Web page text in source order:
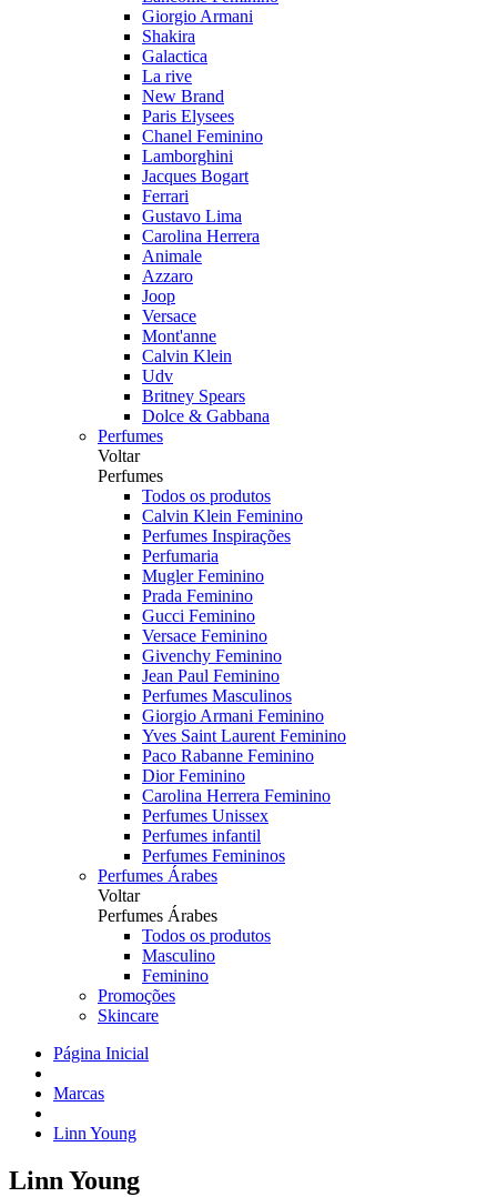
Giorgio Armani
Shakira
Galactica
La rive
New Brand
Paris Elysees
Chanel Feminino
Lamborghini
Jacques Bogart
Ferrari
Gustavo Lima
Carolina Herrera
Animale
Azzaro
Joop
Versace
Mont'anne
Calvin Klein
Udv
Britney Spears
Dolce & Gabbana
Perfumes
Voltar
Perfumes
Todos os produtos
Calvin Klein Feminino
Perfumes Inspirações
Perfumaria
Mugler Feminino
Prada Feminino
Gucci Feminino
Versace Feminino
Givenchy Feminino
Jean Paul Feminino
Perfumes Masculinos
Giorgio Armani Feminino
Yves Saint Laurent Feminino
Paco Rabanne Feminino
Dior Feminino
Carolina Herrera Feminino
Perfumes Unissex
Perfumes infantil
Perfumes Femininos
Perfumes Árabes
Voltar
Perfumes Árabes
Todos os produtos
Masculino
Feminino
Promoções
Skincare
Página Inicial
Marcas
Linn Young
Linn Young